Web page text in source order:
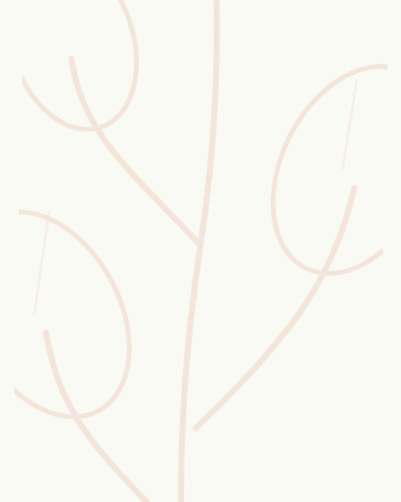
Phänologie-Radar
Vogelstimmen
Gartenplaner
Düngeberater
Challenges
Wusstest du?
Sammlungen
Selber machen
Glossar